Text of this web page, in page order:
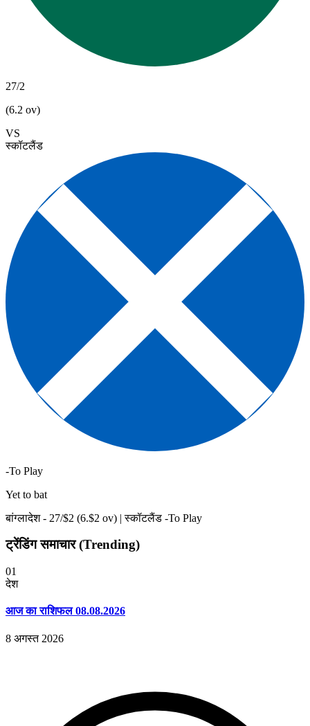
27/2
(6.2 ov)
VS
स्कॉटलैंड
-To Play
Yet to bat
बांग्लादेश - 27/$2 (6.$2 ov) | स्कॉटलैंड -To Play
ट्रेंडिंग समाचार (Trending)
01
देश
आज का राशिफल 08.08.2026
8 अगस्त 2026